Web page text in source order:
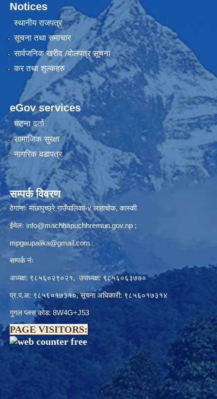
Notices
स्थानीय राजपत्र
सूचना तथा समाचार
सार्वजनिक खरीद /बोलपत्र सूचना
कर तथा शुल्कहरु
eGov services
घटना दर्ता
सामाजिक सुरक्षा
नागरिक वडापत्र
सम्पर्क विवरण
ठेगानाः माछापुच्छ्रे गाउँपालिका-४ लाहाचोक, कास्की
ईमेलः info@machhapuchhremun.gov.np ;
mpgaupalika@gmail.com
सम्पर्क नंः
अध्यक्ष: ९८५६०२९०२१, उपाध्यक्ष: ९८५६०६३७७०
प्र.प.अ: ९८५६०१७३१०, सूचना अधिकारी: ९८५६०१७३१४
गुगल प्लस कोड: 8W4G+J53
PAGE VISITORS: